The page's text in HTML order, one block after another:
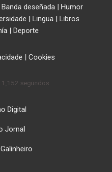
Banda deseñada | Humor
| Lingua| Libros
| Deporte
| Cookies
segundos.